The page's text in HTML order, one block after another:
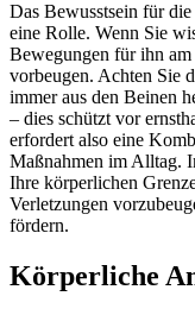
Das Bewusstsein für
eine Rolle. Wenn Sie
Bewegungen für ihn am
vorbeugen. Achten Sie
immer aus den Beinen
– dies schützt vor
erfordert also eine
Maßnahmen im Alltag.
Ihre körperlichen
Verletzungen
fördern.
Körperliche